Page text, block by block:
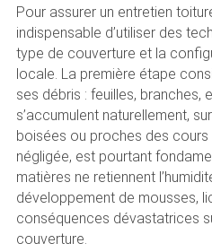
Pour assurer un entretien
indispensable d’utiliser des
type de couverture et la
locale. La première étape
ses débris : feuilles, branches,
s’accumulent naturellement,
boisées ou proches des cours
négligée, est pourtant
matières ne retiennent
développement de mousses,
conséquences dévastatrices
couverture.